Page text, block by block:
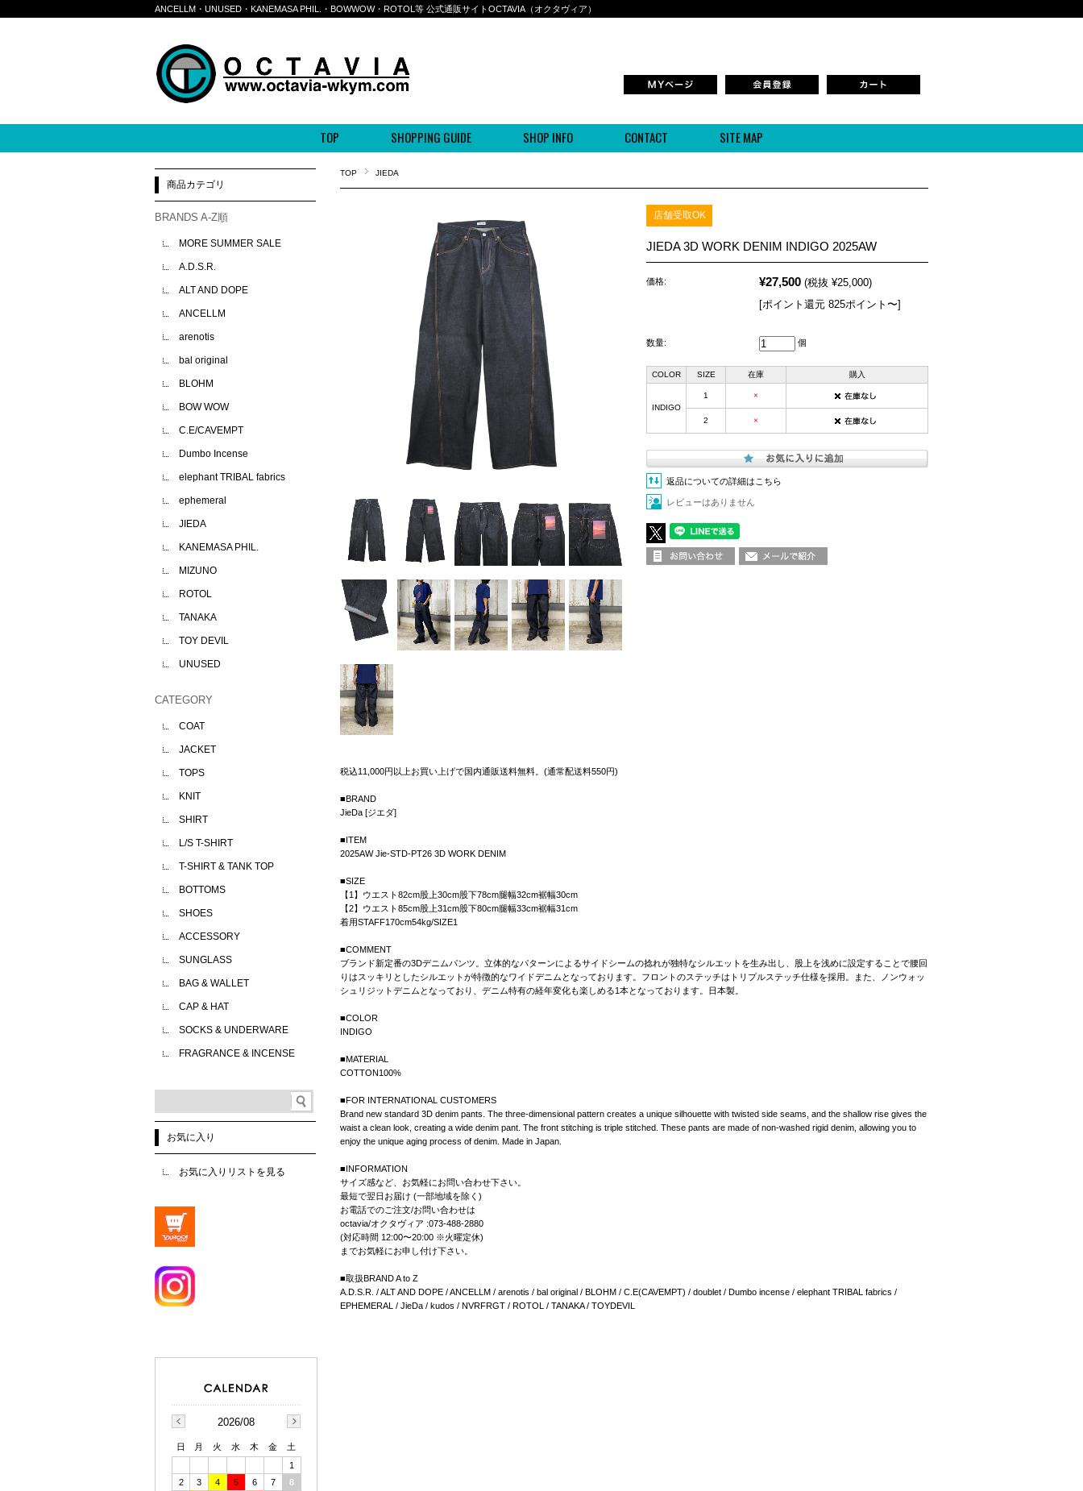
ANCELLM・UNUSED・KANEMASA PHIL.・BOWWOW・ROTOL等 公式通販サイトOCTAVIA（オクタヴィア）
TOP SHOPPING GUIDE SHOP INFO CONTACT SITE MAP
TOP JIEDA
店舗受取OK
JIEDA 3D WORK DENIM INDIGO 2025AW
価格: ¥27,500 (税抜 ¥25,000)
[ポイント還元 825ポイント〜]
数量: 個
COLOR SIZE 在庫 購入
INDIGO
1 ×
2 ×
返品についての詳細はこちら
レビューはありません
税込11,000円以上お買い上げで国内通販送料無料。(通常配送料550円)
■BRAND
JieDa [ジエダ]
■ITEM
2025AW Jie-STD-PT26 3D WORK DENIM
■SIZE
【1】ウエスト82cm股上30cm股下78cm腿幅32cm裾幅30cm
【2】ウエスト85cm股上31cm股下80cm腿幅33cm裾幅31cm
着用STAFF170cm54kg/SIZE1
■COMMENT
ブランド新定番の3Dデニムパンツ。立体的なパターンによるサイドシームの捻れが独特なシルエットを生み出し、股上を浅めに設定することで腰回
りはスッキリとしたシルエットが特徴的なワイドデニムとなっております。フロントのステッチはトリプルステッチ仕様を採用。また、ノンウォッ
シュリジットデニムとなっており、デニム特有の経年変化も楽しめる1本となっております。日本製。
■COLOR
INDIGO
■MATERIAL
COTTON100%
■FOR INTERNATIONAL CUSTOMERS
Brand new standard 3D denim pants. The three-dimensional pattern creates a unique silhouette with twisted side seams, and the shallow rise gives the
waist a clean look, creating a wide denim pant. The front stitching is triple stitched. These pants are made of non-washed rigid denim, allowing you to
enjoy the unique aging process of denim. Made in Japan.
■INFORMATION
サイズ感など、お気軽にお問い合わせ下さい。
最短で翌日お届け (一部地域を除く)
お電話でのご注文/お問い合わせは
octavia/オクタヴィア :073-488-2880
(対応時間 12:00〜20:00 ※火曜定休)
までお気軽にお申し付け下さい。
■取扱BRAND A to Z
A.D.S.R. / ALT AND DOPE / ANCELLM / arenotis / bal original / BLOHM / C.E(CAVEMPT) / doublet / Dumbo incense / elephant TRIBAL fabrics /
EPHEMERAL / JieDa / kudos / NVRFRGT / ROTOL / TANAKA / TOYDEVIL
商品カテゴリ
BRANDS A-Z順
MORE SUMMER SALE
A.D.S.R.
ALT AND DOPE
ANCELLM
arenotis
bal original
BLOHM
BOW WOW
C.E/CAVEMPT
Dumbo Incense
elephant TRIBAL fabrics
ephemeral
JIEDA
KANEMASA PHIL.
MIZUNO
ROTOL
TANAKA
TOY DEVIL
UNUSED
CATEGORY
COAT
JACKET
TOPS
KNIT
SHIRT
L/S T-SHIRT
T-SHIRT & TANK TOP
BOTTOMS
SHOES
ACCESSORY
SUNGLASS
BAG & WALLET
CAP & HAT
SOCKS & UNDERWARE
FRAGRANCE & INCENSE
お気に入り
お気に入りリストを見る
2026/08
日 月 火 水 木 金
土
1
2
3 4 5 6 7
8